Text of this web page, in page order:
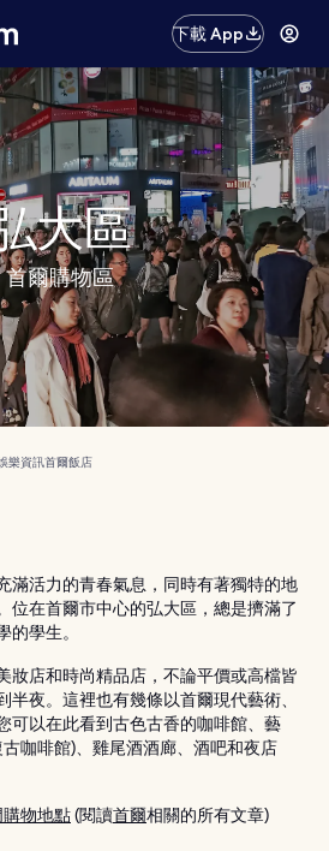
下載 App
大區
首爾購物區
樂資訊首爾飯店
滿活力的青春氣息，同時有著獨特的地
位在首爾市中心的弘大區，總是擠滿了
學生。
妝店和時尚精品店，不論平價或高檔皆
夜。這裡也有幾條以首爾現代藝術、
可以在此看到古色古香的咖啡館、藝
咖啡館)、雞尾酒酒廊、酒吧和夜店
購物地點(閱讀首爾相關的所有文章)